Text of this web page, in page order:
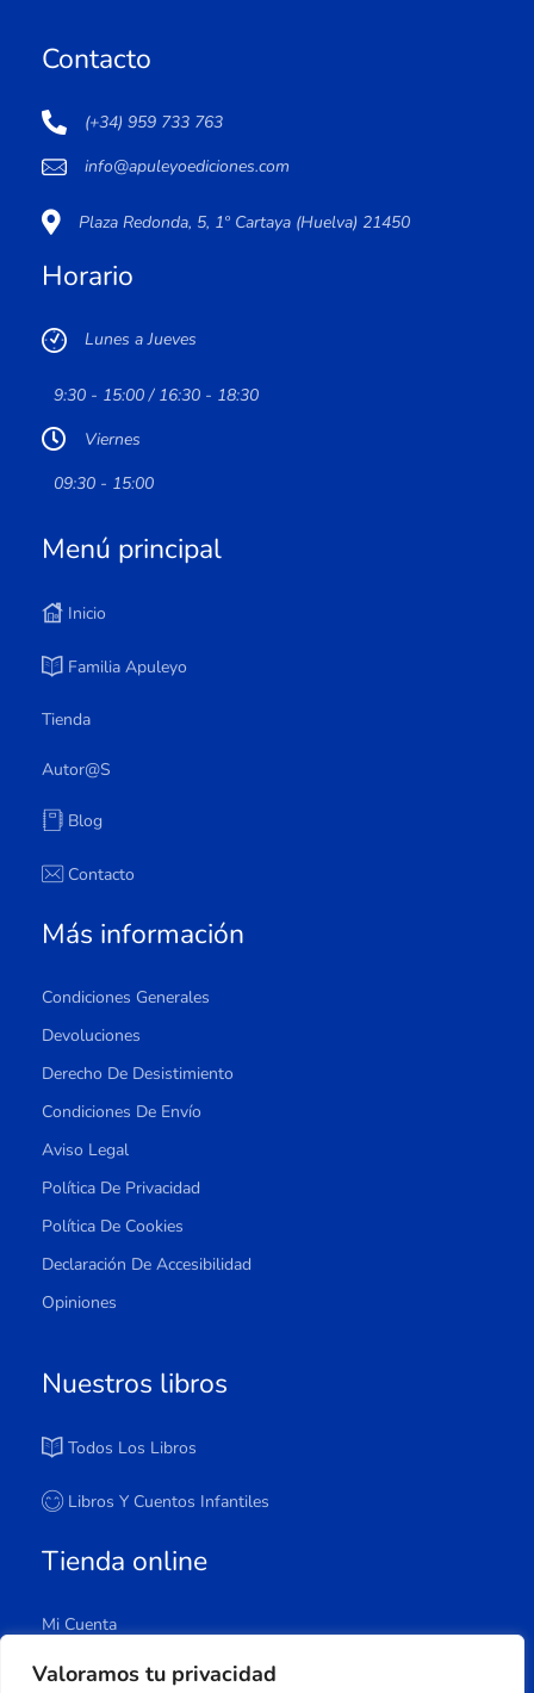
Valoramos tu privacidad
Contacto
(+34) 959 733 763
info@apuleyoediciones.com
Plaza Redonda, 5, 1º Cartaya (Huelva) 21450
Horario
Lunes a Jueves
9:30 - 15:00 / 16:30 - 18:30
Viernes
09:30 - 15:00
Menú principal
Inicio
Familia Apuleyo
Tienda
Autor@s
Blog
Contacto
Más información
Condiciones Generales
Devoluciones
Derecho De Desistimiento
Condiciones De Envío
Aviso Legal
Política De Privacidad
Política De Cookies
Declaración De Accesibilidad
Opiniones
Nuestros libros
Todos Los Libros
Libros Y Cuentos Infantiles
Tienda online
Mi Cuenta
Carrito